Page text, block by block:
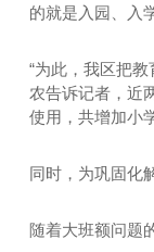
的就是入园、入
“为此，我区把
农告诉记者，近
使用，共增加小
同时，为巩固化
随着大班额问题